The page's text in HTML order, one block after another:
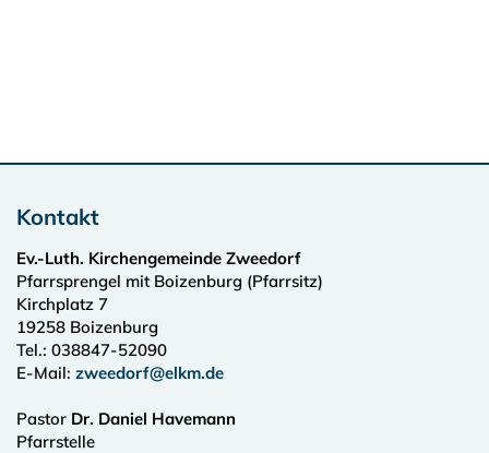
Kontakt
Ev.-Luth. Kirchengemeinde Zweedorf
Pfarrsprengel mit Boizenburg (Pfarrsitz)
Kirchplatz 7
19258 Boizenburg
Tel.: 038847-52090
E-Mail: zweedorf@elkm.de
Pastor Dr. Daniel Havemann
Pfarrstelle